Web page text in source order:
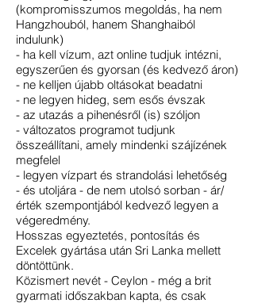
(kompromisszumos megoldás, ha nem
Hangzhouból, hanem Shanghaiból
indulunk)
- ha kell vízum, azt online tudjuk intézni,
egyszerűen és gyorsan (és kedvező áron)
- ne kelljen újabb oltásokat beadatni
- ne legyen hideg, sem esős évszak
- az utazás a pihenésről (is) szóljon
- változatos programot tudjunk
összeállítani, amely mindenki szájízének
megfelel
- legyen vízpart és strandolási lehetőség
- és utoljára - de nem utolsó sorban - ár/
érték szempontjából kedvező legyen a
végeredmény.
Hosszas egyeztetés, pontosítás és
Excelek gyártása után Sri Lanka mellett
döntöttünk.
Közismert nevét - Ceylon - még a brit
gyarmati időszakban kapta, és csak